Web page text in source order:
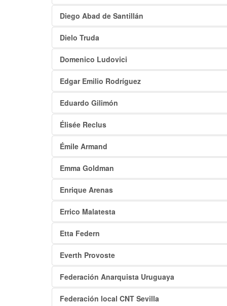
Diego Abad de Santillán
Dielo Truda
Domenico Ludovici
Edgar Emilio Rodríguez
Eduardo Gilimón
Élisée Reclus
Émile Armand
Emma Goldman
Enrique Arenas
Errico Malatesta
Etta Federn
Everth Provoste
Federación Anarquista Uruguaya
Federación local CNT Sevilla